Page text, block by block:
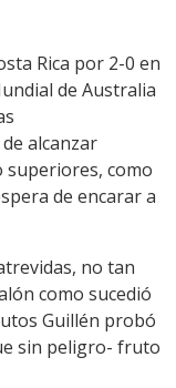
Rica por 2-0 en
de Australia
alcanzar
superiores, como
de encarar a
no tan
como sucedió
Guillén probó
sin peligro- fruto